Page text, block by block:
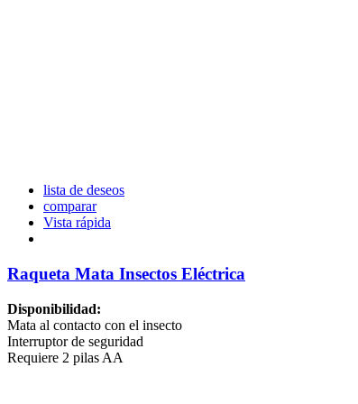
lista de deseos
comparar
Vista rápida
Raqueta Mata Insectos Eléctrica
Disponibilidad:
Mata al contacto con el insecto
Interruptor de seguridad
Requiere 2 pilas AA